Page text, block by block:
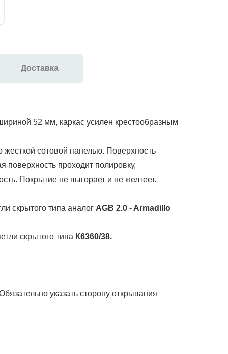
Доставка
52 мм, каркас усилен крестообразным
сотовой панелью. Поверхность
проходит полировку,
Покрытие не выгорает и не желтеет.
скрытого типа аналог AGB 2.0 - Armadillo
скрытого типа К6360/38.
указать сторону открывания